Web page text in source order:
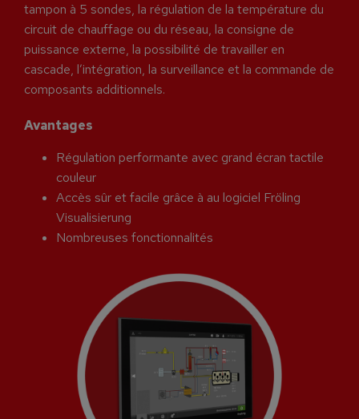
tampon à 5 sondes, la régulation de la température du
circuit de chauffage ou du réseau, la consigne de
puissance externe, la possibilité de travailler en
cascade, l’intégration, la surveillance et la commande de
composants additionnels.
Avantages
Régulation performante avec grand écran tactile
couleur
Accès sûr et facile grâce à au logiciel Fröling
Visualisierung
Nombreuses fonctionnalités